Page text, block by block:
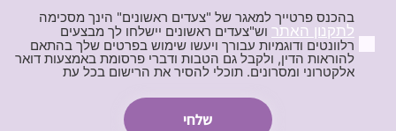
בהכנס פרטייך למאגר של "צעדים ראשונים" הינך מסכימה
לתקנון האתר וש"צעדים ראשונים יישלחו לך מבצעים
רלוונטים ודוגמיות עבורך ויעשו שימוש בפרטים שלך בהתאם
להוראות הדין, ולקבל גם הטבות ודברי פרסומת באמצעות דואר
אלקטרוני ומסרונים. תוכלי להסיר את הרישום בכל עת